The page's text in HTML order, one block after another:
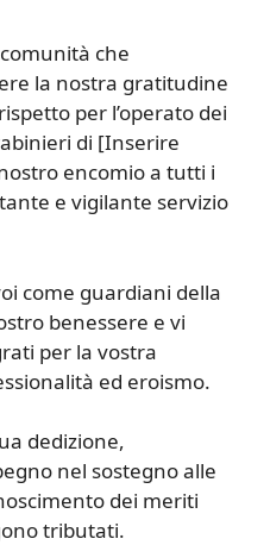
che
la nostra gratitudine
per l’operato dei
di [Inserire
encomio a tutti i
e vigilante servizio
come guardiani della
benessere e vi
per la vostra
ed eroismo.
dedizione,
nel sostegno alle
dei meriti
tributati.